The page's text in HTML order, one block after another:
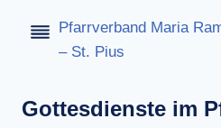
Inhalt
Pfarrverband Maria
– St. Pius
Gottesdienste im